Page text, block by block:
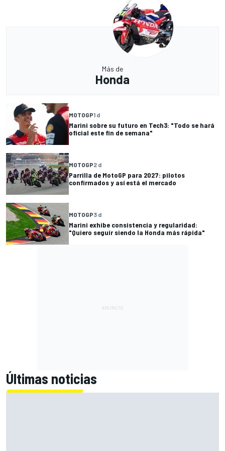
Más de
Honda
MOTOGP1 d
Marini sobre su futuro en Tech3: "Todo se hará
oficial este fin de semana"
MOTOGP2 d
Parrilla de MotoGP para 2027: pilotos
confirmados y así está el mercado
MOTOGP3 d
Marini exhibe consistencia y regularidad:
"Quiero seguir siendo la Honda más rápida"
Últimas noticias